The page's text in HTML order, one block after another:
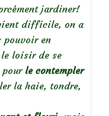
jardiner!
difficile, on a
pouvoir en
loisir de se
pour le contempler
la haie, tondre,